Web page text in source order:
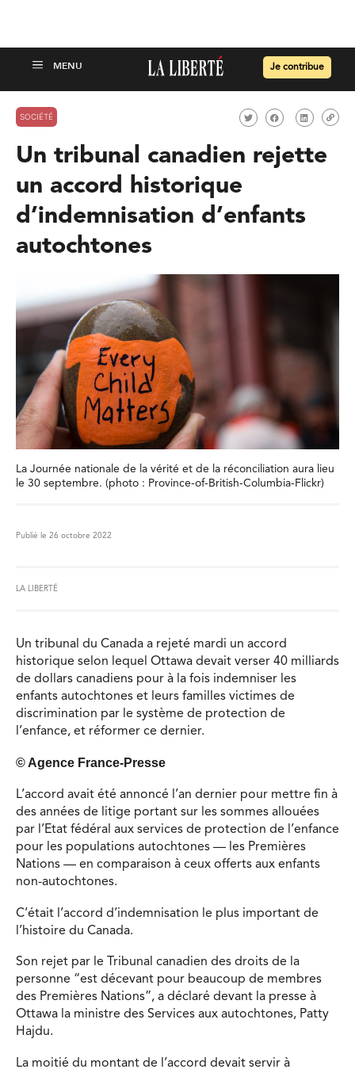
Je contribue
SOCIÉTÉ
Un tribunal canadien rejette
un accord historique
d’indemnisation d’enfants
autochtones
La Journée nationale de la vérité et de la réconciliation aura lieu
le 30 septembre. (photo : Province-of-British-Columbia-Flickr)
Publié le 26 octobre 2022
LA LIBERTÉ
Un tribunal du Canada a rejeté mardi un accord
historique selon lequel Ottawa devait verser 40 milliards
de dollars canadiens pour à la fois indemniser les
enfants autochtones et leurs familles victimes de
discrimination par le système de protection de
l’enfance, et réformer ce dernier.
© Agence France-Presse
L’accord avait été annoncé l’an dernier pour mettre fin à
des années de litige portant sur les sommes allouées
par l’Etat fédéral aux services de protection de l’enfance
pour les populations autochtones — les Premières
Nations — en comparaison à ceux offerts aux enfants
non-autochtones.
C’était l’accord d’indemnisation le plus important de
l’histoire du Canada.
Son rejet par le Tribunal canadien des droits de la
personne “est décevant pour beaucoup de membres
des Premières Nations”, a déclaré devant la presse à
Ottawa la ministre des Services aux autochtones, Patty
Hajdu.
La moitié du montant de l’accord devait servir à